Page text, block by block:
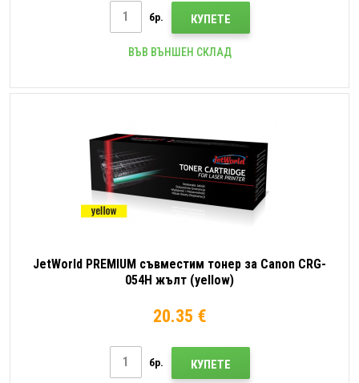
бр. КУПЕТЕ
ВЪВ ВЪНШЕН СКЛАД
JetWorld PREMIUM съвместим тонер за Canon CRG-
054H жълт (yellow)
20.35 €
бр. КУПЕТЕ